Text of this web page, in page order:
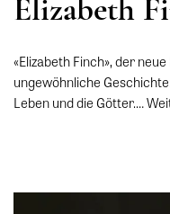
Elizabeth
«Elizabeth Finch», der
ungewöhnliche
Leben und die Götter.…